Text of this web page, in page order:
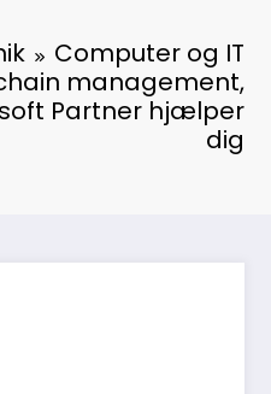
Computer og IT
management,
Partner hjælper
dig